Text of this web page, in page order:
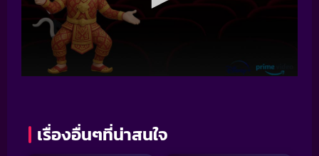
เรื่องอื่นๆที่น่าสนใจ